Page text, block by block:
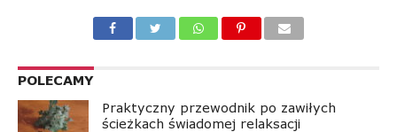
POLECAMY
Praktyczny przewodnik po zawiłych
ścieżkach świadomej relaksacji